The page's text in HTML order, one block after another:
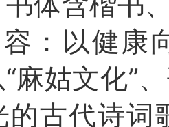
：以健康
麻姑文化”
的古代诗词